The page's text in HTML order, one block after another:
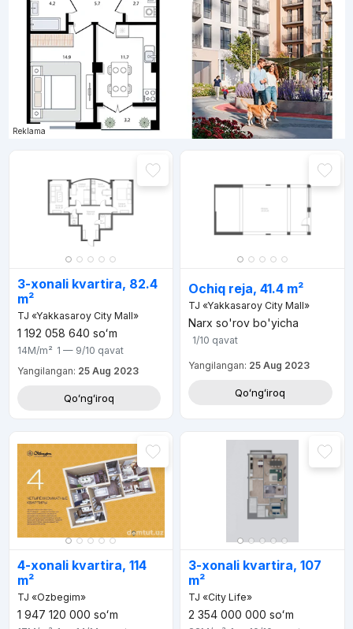
Reklama
3-xonali kvartira, 82.4
m²
TJ «Yakkasaroy City Mall»
1 192 058 640 soʻm
14M/m² 1 — 9/10 qavat
Yangilangan: 25 Aug 2023
Qoʻngʻiroq
Ochiq reja, 41.4 m²
TJ «Yakkasaroy City Mall»
Narx so'rov bo'yicha
1/10 qavat
Yangilangan: 25 Aug 2023
Qoʻngʻiroq
4-xonali kvartira, 114
m²
TJ «Ozbegim»
1 947 120 000 soʻm
3-xonali kvartira, 107
m²
TJ «City Life»
2 354 000 000 soʻm